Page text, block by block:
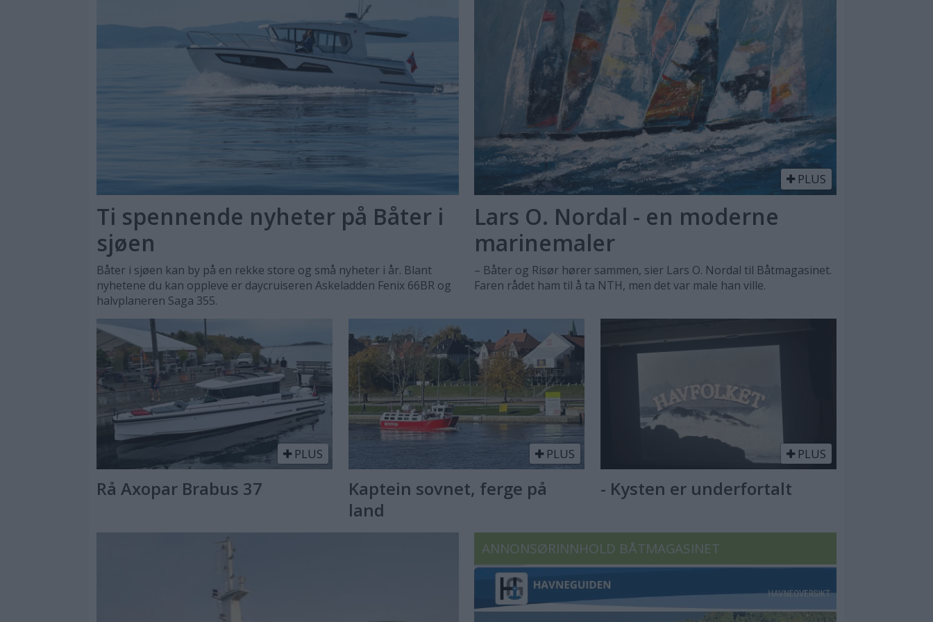
Ti spennende nyheter på Båter i
sjøen
Båter i sjøen kan by på en rekke store og små nyheter i år. Blant
nyhetene du kan oppleve er daycruiseren Askeladden Fenix 66BR og
halvplaneren Saga 355.
PLUS
Lars O. Nordal - en moderne
marinemaler
– Båter og Risør hører sammen, sier Lars O. Nordal til Båtmagasinet.
Faren rådet ham til å ta NTH, men det var male han ville.
PLUS
Rå Axopar Brabus 37
PLUS
Kaptein sovnet, ferge på
land
PLUS
- Kysten er underfortalt
ANNONSØRINNHOLD BÅTMAGASINET